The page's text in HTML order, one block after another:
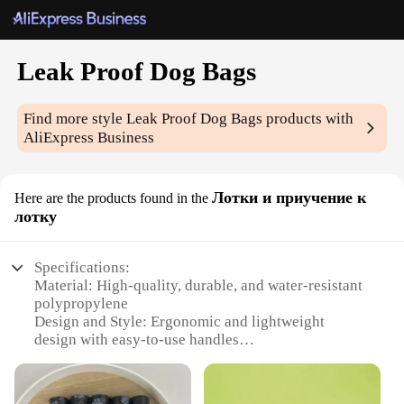
Leak Proof Dog Bags
Find more styleLeak Proof Dog Bags products with
AliExpress Business
Here are the products found in the Лотки и приучение к
лотку
Specifications:
Material: High-quality, durable, and water-resistant
polypropylene
Design and Style: Ergonomic and lightweight
design with easy-to-use handles
daily walks
Performance and Property: Leak-proof technology